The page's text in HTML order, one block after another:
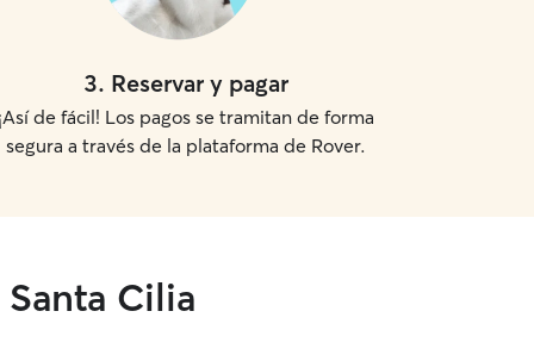
3. Reservar y pagar
de fácil! Los pagos se tramitan de forma
segura a través de la plataforma de Rover.
Cilia